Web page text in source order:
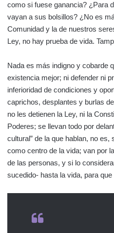
como si fuese ganancia? ¿Para
vayan a sus bolsillos? ¿No es
Comunidad y la de nuestros
Ley, no hay prueba de vida.
Nada es más indigno y cobarde
existencia mejor; ni defender ni
inferioridad de condiciones y
caprichos, desplantes y burlas
no les detienen la Ley, ni la
Poderes; se llevan todo por
cultural” de la que hablan, no
como centro de la vida; van por
de las personas, y si lo
sucedido- hasta la vida, para